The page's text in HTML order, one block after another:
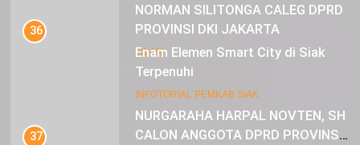
NORMAN SILITONGA CALEG DPRD
PROVINSI DKI JAKARTA
IKLAN
NURGARAHA HARPAL NOVTEN, SH
CALON ANGGOTA DPRD PROVINSI
36
Enam Elemen Smart City di Siak
Terpenuhi
INFOTORIAL PEMKAB SIAK
37